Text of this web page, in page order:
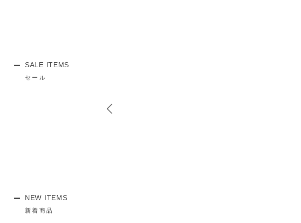
SALE ITEMS
セール
NEW ITEMS
新着商品